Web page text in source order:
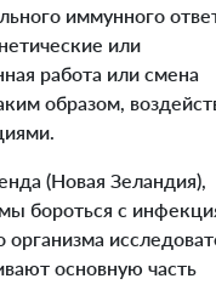
иммунного
или
работа или смена
образом,
(Новая Зеландия),
бороться с
основную часть